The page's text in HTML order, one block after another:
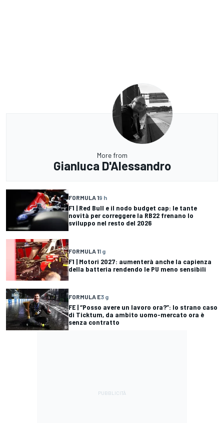
More from
Gianluca D'Alessandro
FORMULA 19 h
F1 | Red Bull e il nodo budget cap: le tante
novità per correggere la RB22 frenano lo
sviluppo nel resto del 2026
FORMULA 11 g
F1 | Motori 2027: aumenterà anche la capienza
della batteria rendendo le PU meno sensibili
FORMULA E3 g
FE | “Posso avere un lavoro ora?”: lo strano caso
di Ticktum, da ambito uomo-mercato ora è
senza contratto